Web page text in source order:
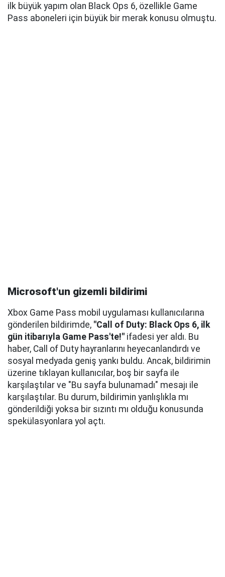
ilk büyük yapım olan Black Ops 6, özellikle Game
Pass aboneleri için büyük bir merak konusu olmuştu.
Microsoft'un gizemli bildirimi
Xbox Game Pass mobil uygulaması kullanıcılarına
gönderilen bildirimde, "Call of Duty: Black Ops 6, ilk
gün itibarıyla Game Pass'te!" ifadesi yer aldı. Bu
haber, Call of Duty hayranlarını heyecanlandırdı ve
sosyal medyada geniş yankı buldu. Ancak, bildirimin
üzerine tıklayan kullanıcılar, boş bir sayfa ile
karşılaştılar ve "Bu sayfa bulunamadı" mesajı ile
karşılaştılar. Bu durum, bildirimin yanlışlıkla mı
gönderildiği yoksa bir sızıntı mı olduğu konusunda
spekülasyonlara yol açtı.